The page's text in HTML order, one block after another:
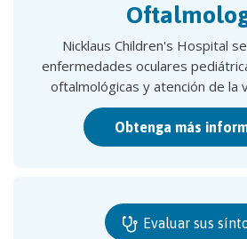
Nicklaus Children's Hospital
enfermedades oculares
oftalmológicas y atención de la
Obtenga más
Evaluar sus